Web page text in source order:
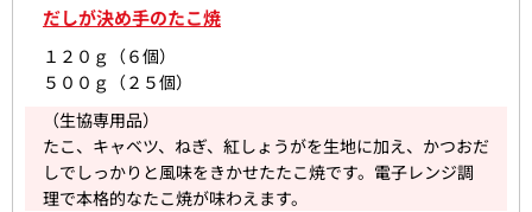
だしが決め手のたこ焼
１２０ｇ（６個）
５００ｇ（２５個）
（生協専用品）
たこ、キャベツ、ねぎ、紅しょうがを生地に加え、かつおだ
しでしっかりと風味をきかせたたこ焼です。電子レンジ調
理で本格的なたこ焼が味わえます。